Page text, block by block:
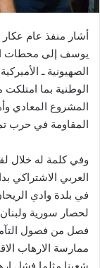
أشار منفذ عام
يوسف إلى محطات
الصهيونية ـ
الوطنية بما
المشروع المعادي
المقاومة في حرب تموز
وفي كلمة له خلال
العربي الاشتراكي
في بلدة وادي
لحصار سورية
فصل من فصول
ممارسة الارهاب